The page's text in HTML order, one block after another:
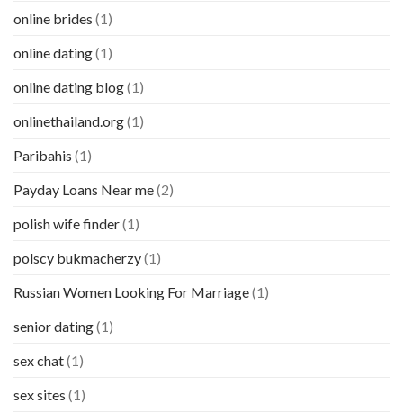
online brides (1)
online dating(1)
online dating blog(1)
onlinethailand.org(1)
Paribahis (1)
Payday Loans Near me(2)
polish wife finder(1)
polscy bukmacherzy(1)
Russian Women Looking For Marriage(1)
senior dating(1)
sex chat(1)
sex sites (1)